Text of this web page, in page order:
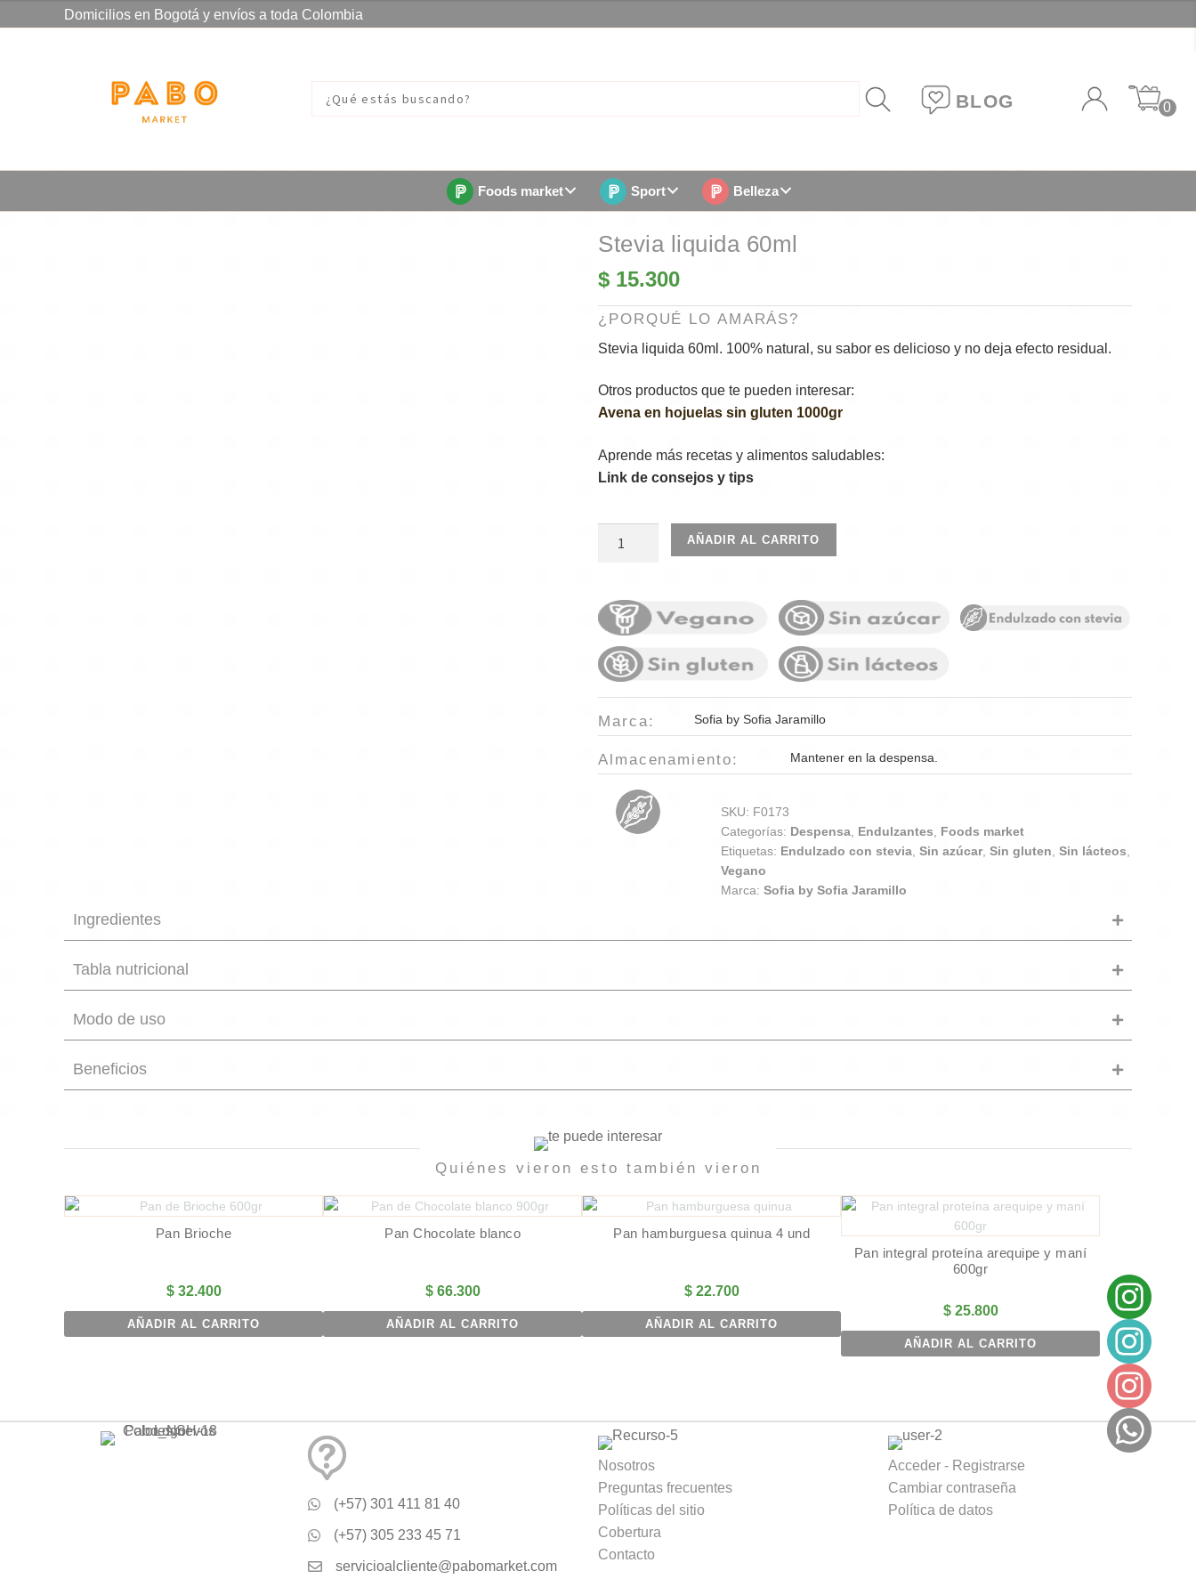
Domicilios en Bogotá y envíos a toda Colombia
BLOG 0
Foods market Sport Belleza
Stevia liquida 60ml
$ 15.300
¿PORQUÉ LO AMARÁS?
Stevia liquida 60ml. 100% natural, su sabor es delicioso y no deja efecto residual.
Otros productos que te pueden interesar:
Avena en hojuelas sin gluten 1000gr
Aprende más recetas y alimentos saludables:
Link de consejos y tips
cantidad
AÑADIR AL CARRITO
Marca: Sofia by Sofia Jaramillo
Almacenamiento: Mantener en la despensa.
SKU: F0173
Categorías: Despensa, Endulzantes, Foods market
Etiquetas: Endulzado con stevia, Sin azúcar, Sin gluten, Sin lácteos,
Vegano
Marca: Sofia by Sofia Jaramillo
Ingredientes
Tabla nutricional
Modo de uso
Beneficios
Quiénes vieron esto también vieron
Pan Brioche
$32.400
AÑADIR AL CARRITO
Pan Chocolate blanco
$66.300
AÑADIR AL CARRITO
Pan hamburguesa quinua 4 und
$22.700
AÑADIR AL CARRITO
Pan integral proteína arequipe y maní
600gr
$25.800
AÑADIR AL CARRITO
(+57) 301 411 81 40
(+57) 305 233 45 71
servicioalcliente@pabomarket.com
Nosotros
Preguntas frecuentes
Políticas del sitio
Cobertura
Contacto
Acceder - Registrarse
Cambiar contraseña
Política de datos